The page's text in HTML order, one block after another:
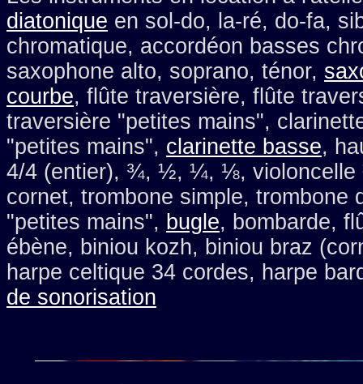
diatonique en sol-do, la-ré, do-fa,
chromatique, accordéon basses
saxophone alto, soprano, ténor,
courbe, flûte traversière, flûte
traversière "petites mains",
"petites mains", clarinette basse,
4/4 (entier), ¾, ½, ¼, ⅛, violoncelle
cornet, trombone simple, trombone
"petites mains", bugle, bombarde,
ébène, biniou kozh, biniou braz
harpe celtique 34 cordes, harpe
de sonorisation